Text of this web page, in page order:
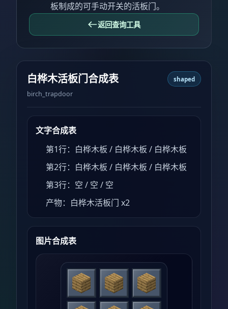
板制成的可手动开关的活板门。
返回查询工具
白桦木活板门合成表
birch_trapdoor
shaped
文字合成表
第1行：白桦木板 / 白桦木板 / 白桦木板
第2行：白桦木板 / 白桦木板 / 白桦木板
第3行：空 / 空 / 空
产物：白桦木活板门 x2
图片合成表